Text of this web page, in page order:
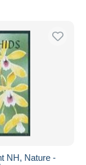
NH, Nature -